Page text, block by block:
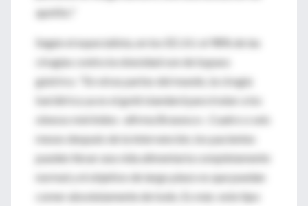
apetito."
Según el especialista, en los EE.UU. el 98% de las
cirugías contra la obesidad son de bypass
gástrico. "En otras partes del mundo, la cirugía
bariátrica ya es el gold standard para tratar a los
obesos mórbidos -afirma Brasesco-. Cuatro o seis
meses después de la intervención, los pacientes
pueden llevar una vida alimentaria completamente
normal y el objetivo de largo plazo es que puedan
comer absolutamente de todo. Es más: este tipo